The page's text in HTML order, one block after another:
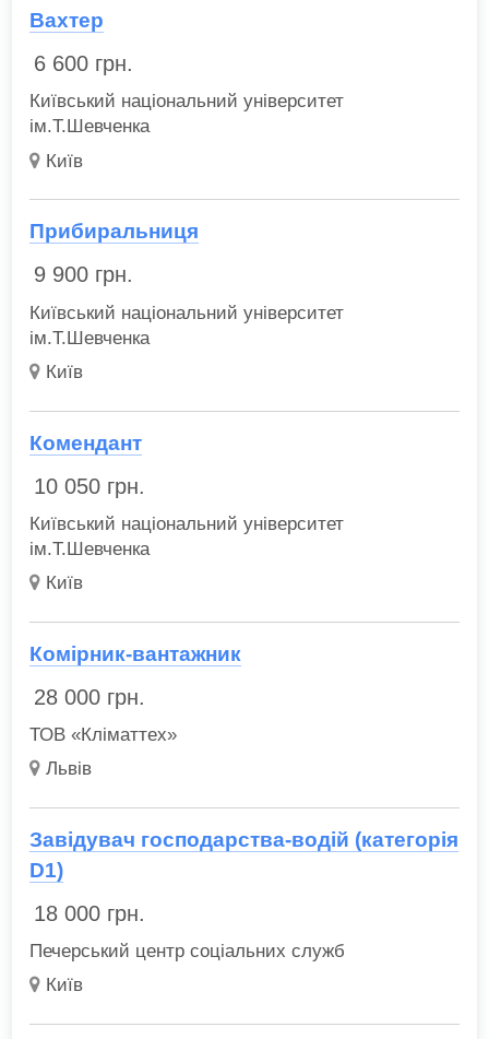
Вахтер
6 600 грн.
Київський національний університет
ім.Т.Шевченка
Київ
Прибиральниця
9 900 грн.
Київський національний університет
ім.Т.Шевченка
Київ
Комендант
10 050 грн.
Київський національний університет
ім.Т.Шевченка
Київ
Комірник-вантажник
28 000 грн.
ТОВ «Кліматтех»
Львів
Завідувач господарства-водій (категорія
D1)
18 000 грн.
Печерський центр соціальних служб
Київ